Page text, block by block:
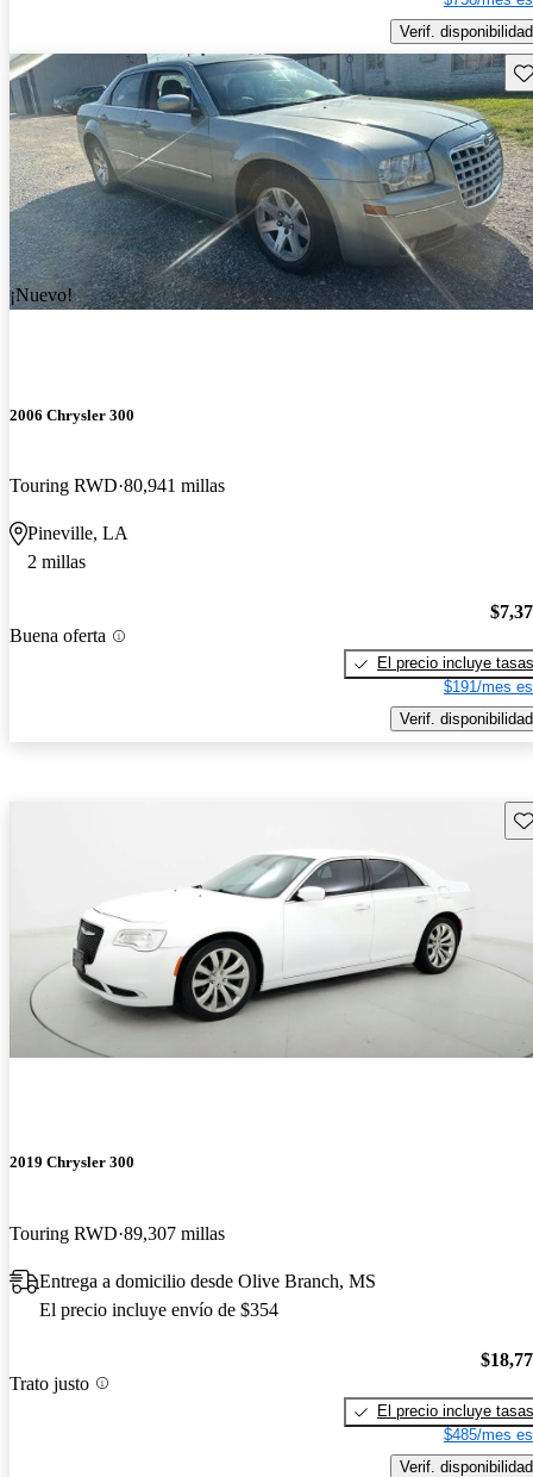
Verif. disponibilidad
¡Nuevo!
2006 Chrysler 300
Touring RWD 80,941 millas
Pineville, LA
2 millas
Buena oferta
El precio incluye tasas
$191/mes
Verif. disponibilidad
2019 Chrysler 300
Touring RWD 89,307 millas
Entrega a domicilio desde Olive Branch, MS
El precio incluye envío de $354
Trato justo
El precio incluye tasas
$485/mes
Verif. disponibilidad